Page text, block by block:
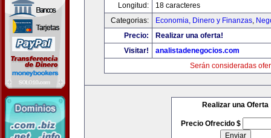
Longitud:
18 caracteres
Categorias:
Economia, Dinero y Finanzas,
Precio:
Realizar una oferta!
Visitar!
analistadenegocios.com
Serán consideradas
Realizar una Oferta
Precio Ofrecido $